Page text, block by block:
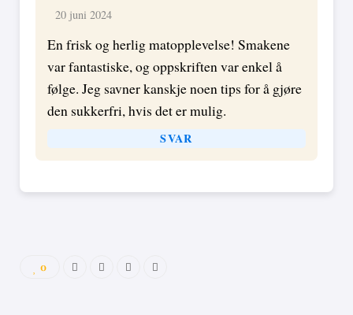
20 juni 2024
En frisk og herlig matopplevelse! Smakene
var fantastiske, og oppskriften var enkel å
følge. Jeg savner kanskje noen tips for å gjøre
den sukkerfri, hvis det er mulig.
SVAR
0